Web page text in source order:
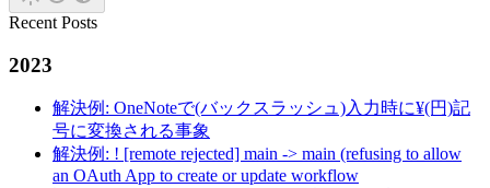
Recent Posts
2023
解決例: OneNoteで(バックスラッシュ)入力時に¥(円)記
号に変換される事象
解決例: ! [remote rejected] main -> main (refusing to allow
an OAuth App to create or update workflow